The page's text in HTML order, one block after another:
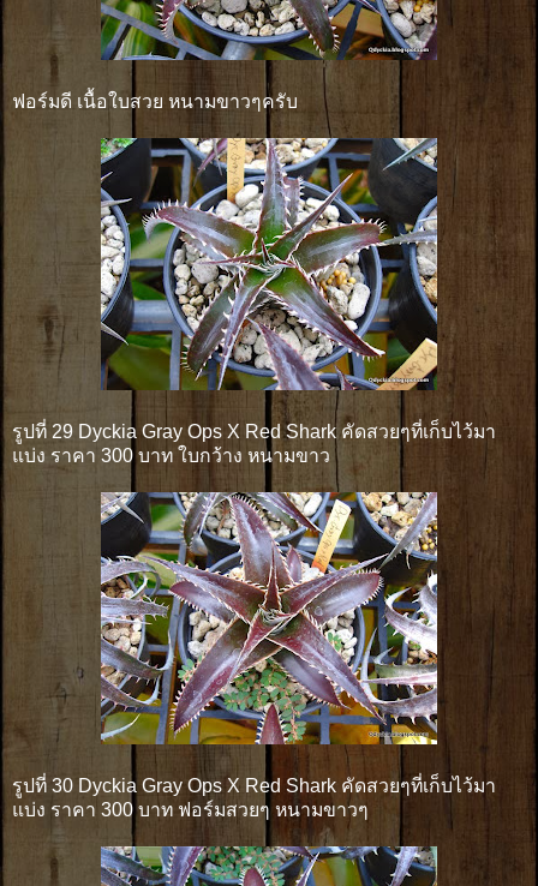
ฟอร์มดี เนื้อใบสวย หนามขาวๆครับ
รูปที่ 29 Dyckia Gray Ops X Red Shark คัดสวยๆที่เก็บไว้มา
แบ่ง ราคา 300 บาท ใบกว้าง หนามขาว
รูปที่ 30 Dyckia Gray Ops X Red Shark คัดสวยๆที่เก็บไว้มา
แบ่ง ราคา 300 บาท ฟอร์มสวยๆ หนามขาวๆ